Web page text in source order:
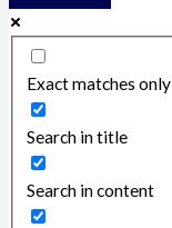
Exact matches only
Search in title
Search in content